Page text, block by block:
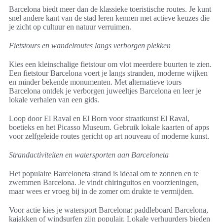
Barcelona biedt meer dan de klassieke toeristische routes. Je kunt
snel andere kant van de stad leren kennen met actieve keuzes die
je zicht op cultuur en natuur verruimen.
Fietstours en wandelroutes langs verborgen plekken
Kies een kleinschalige fietstour om vlot meerdere buurten te zien.
Een fietstour Barcelona voert je langs stranden, moderne wijken
en minder bekende monumenten. Met alternatieve tours
Barcelona ontdek je verborgen juweeltjes Barcelona en leer je
lokale verhalen van een gids.
Loop door El Raval en El Born voor straatkunst El Raval,
boetieks en het Picasso Museum. Gebruik lokale kaarten of apps
voor zelfgeleide routes gericht op art nouveau of moderne kunst.
Strandactiviteiten en watersporten aan Barceloneta
Het populaire Barceloneta strand is ideaal om te zonnen en te
zwemmen Barcelona. Je vindt chiringuitos en voorzieningen,
maar wees er vroeg bij in de zomer om drukte te vermijden.
Voor actie kies je watersport Barcelona: paddleboard Barcelona,
kajakken of windsurfen zijn populair. Lokale verhuurders bieden